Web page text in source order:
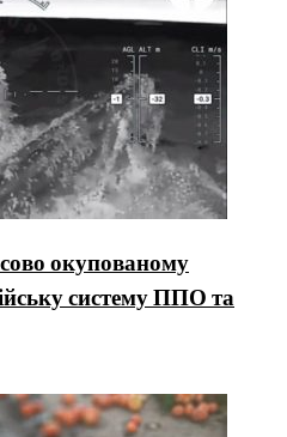
окупованому
систему ППО та